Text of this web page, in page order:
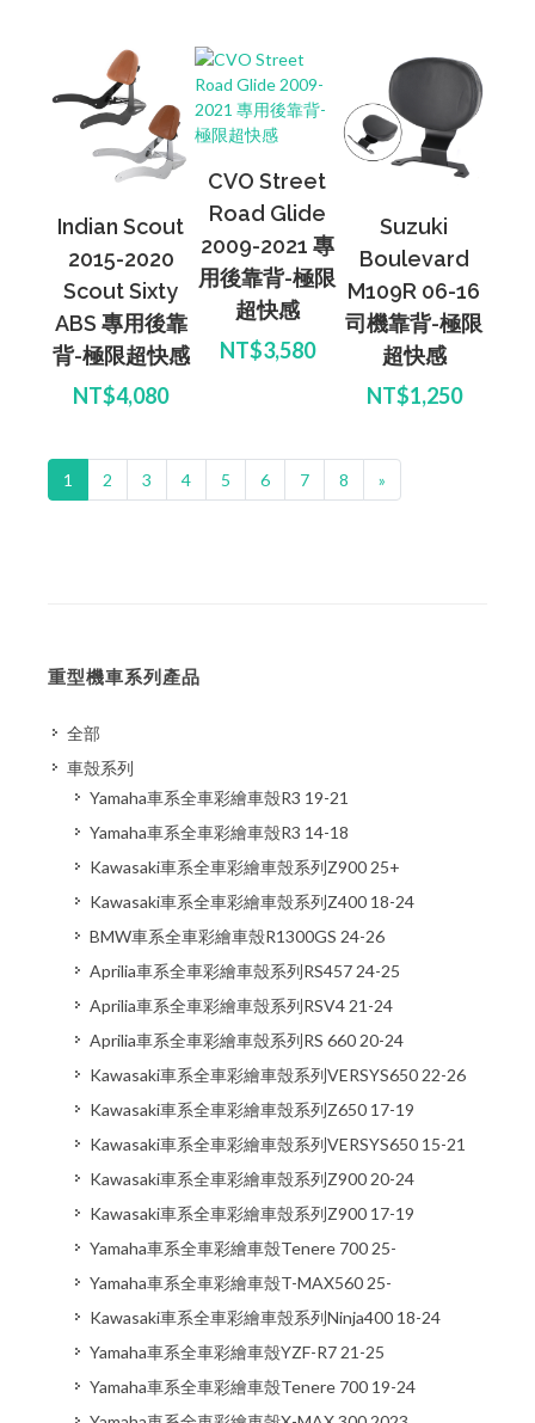
Indian Scout
2015-2020
Scout Sixty
ABS 專用後靠
背-極限超快感
NT$4,080
CVO Street
Road Glide
2009-2021 專
用後靠背-極限
超快感
NT$3,580
Suzuki
Boulevard
M109R 06-16
司機靠背-極限
超快感
NT$1,250
1 2 3 4 5 6 7 8 »
重型機車系列產品
全部
車殼系列
Yamaha車系全車彩繪車殼R3 19-21
Yamaha車系全車彩繪車殼R3 14-18
Kawasaki車系全車彩繪車殼系列Z900 25+
Kawasaki車系全車彩繪車殼系列Z400 18-24
BMW車系全車彩繪車殼R1300GS 24-26
Aprilia車系全車彩繪車殼系列RS457 24-25
Aprilia車系全車彩繪車殼系列RSV4 21-24
Aprilia車系全車彩繪車殼系列RS 660 20-24
Kawasaki車系全車彩繪車殼系列VERSYS650 22-26
Kawasaki車系全車彩繪車殼系列Z650 17-19
Kawasaki車系全車彩繪車殼系列VERSYS650 15-21
Kawasaki車系全車彩繪車殼系列Z900 20-24
Kawasaki車系全車彩繪車殼系列Z900 17-19
Yamaha車系全車彩繪車殼Tenere 700 25-
Yamaha車系全車彩繪車殼T-MAX560 25-
Kawasaki車系全車彩繪車殼系列Ninja400 18-24
Yamaha車系全車彩繪車殼YZF-R7 21-25
Yamaha車系全車彩繪車殼Tenere 700 19-24